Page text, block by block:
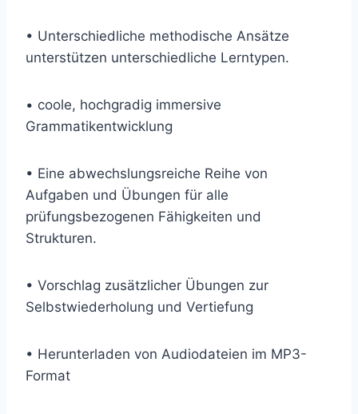
• Unterschiedliche methodische Ansätze
unterstützen unterschiedliche Lerntypen.
• coole, hochgradig immersive
Grammatikentwicklung
• Eine abwechslungsreiche Reihe von
Aufgaben und Übungen für alle
prüfungsbezogenen Fähigkeiten und
Strukturen.
• Vorschlag zusätzlicher Übungen zur
Selbstwiederholung und Vertiefung
• Herunterladen von Audiodateien im MP3-
Format